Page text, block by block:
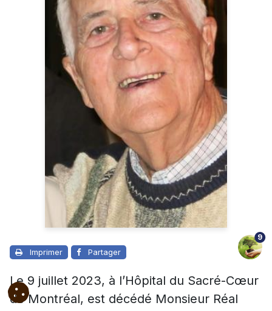
Imprimer Partager
9
Le 9 juillet 2023, à l’Hôpital du Sacré-Cœur
de Montréal, est décédé Monsieur Réal